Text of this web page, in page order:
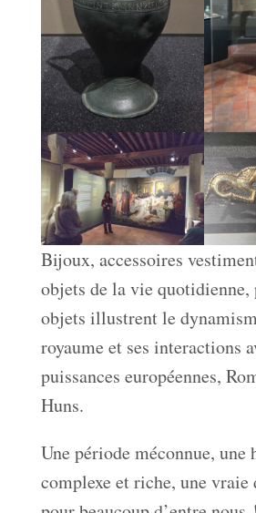
Bijoux, accessoires
objets de la vie quotidienne,
objets illustrent le
royaume et ses interactions
puissances européennes,
Huns.
Une période méconnue, une
complexe et riche, une vraie